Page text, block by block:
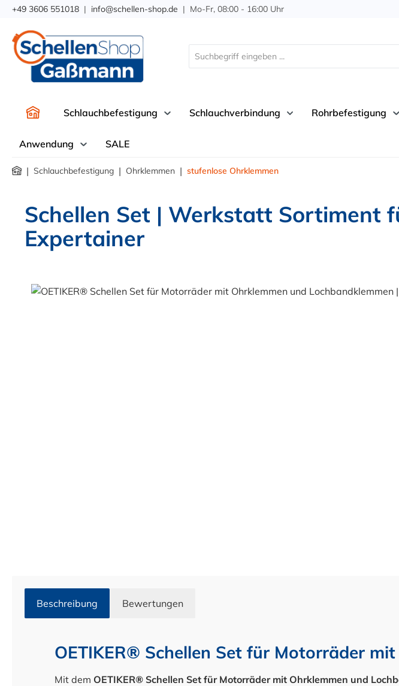
Zur Hauptnavigation springen
+49 3606 551018 | info@schellen-shop.de | Mo-Fr, 08:00 - 16:00 Uhr
Schlauchbefestigung Schlauchverbindung Rohrbefestigung
Anwendung SALE
| Schlauchbefestigung | Ohrklemmen | stufenlose Ohrklemmen
Schellen Set | Werkstatt Sortiment
Expertainer
Bildergalerie überspringen
Beschreibung Bewertungen
OETIKER® Schellen Set für Motorräder
Mit dem OETIKER® Schellen Set für Motorräder mit Ohrklemmen und